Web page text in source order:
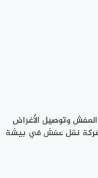
وتوصيل الأغراض
نقل عفش في بيشة